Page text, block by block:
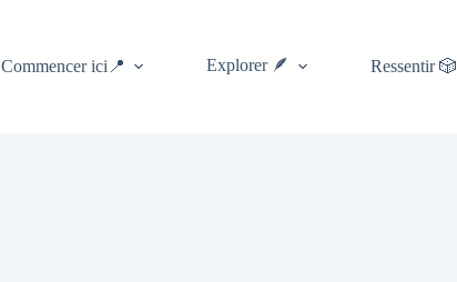
Commencer ici📍 Explorer 🪶 Ressentir 🎲